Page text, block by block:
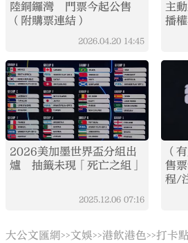
陸銅鑼灣 門票今起公售
（附購票連結）
2026.04.20 14:45
主
播
2026美加墨世界盃分組出
爐 抽籤未現「死亡之組」
2025.12.06 07:16
（
售
程/
大公文匯網>>文娛>>港飲港色>>打卡點